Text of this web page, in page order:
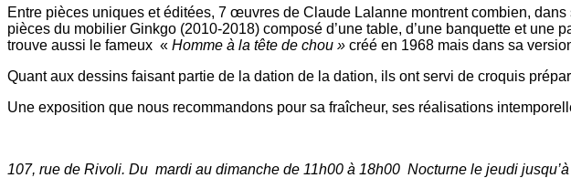
Entre pièces uniques et éditées, 7 œuvres de Claude Lalanne montrent combien,
pièces du mobilier Ginkgo (2010-2018) composé d’une table, d’une banquette et
trouve aussi le fameux « Homme à la tête de chou » créé en 1968 mais dans sa
Quant aux dessins faisant partie de la dation de la dation, ils ont servi de croquis
Une exposition que nous recommandons pour sa fraîcheur, ses réalisations
107, rue de Rivoli. Du mardi au dimanche de 11h00 à 18h00 Nocturne le jeudi